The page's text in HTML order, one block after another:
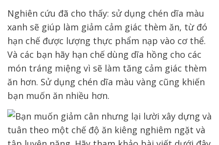
Nghiên cứu đã cho thấy: sử dụng chén dĩa màu
xanh sẽ giúp làm giảm cảm giác thèm ăn, từ đó
hạn chế được lượng thực phẩm nạp vào cơ thể.
Và các bạn hãy hạn chế dùng dĩa hồng cho các
món tráng miệng vì sẽ làm tăng cảm giác thèm
ăn hơn. Sử dụng chén dĩa màu vàng cũng khiến
bạn muốn ăn nhiều hơn.